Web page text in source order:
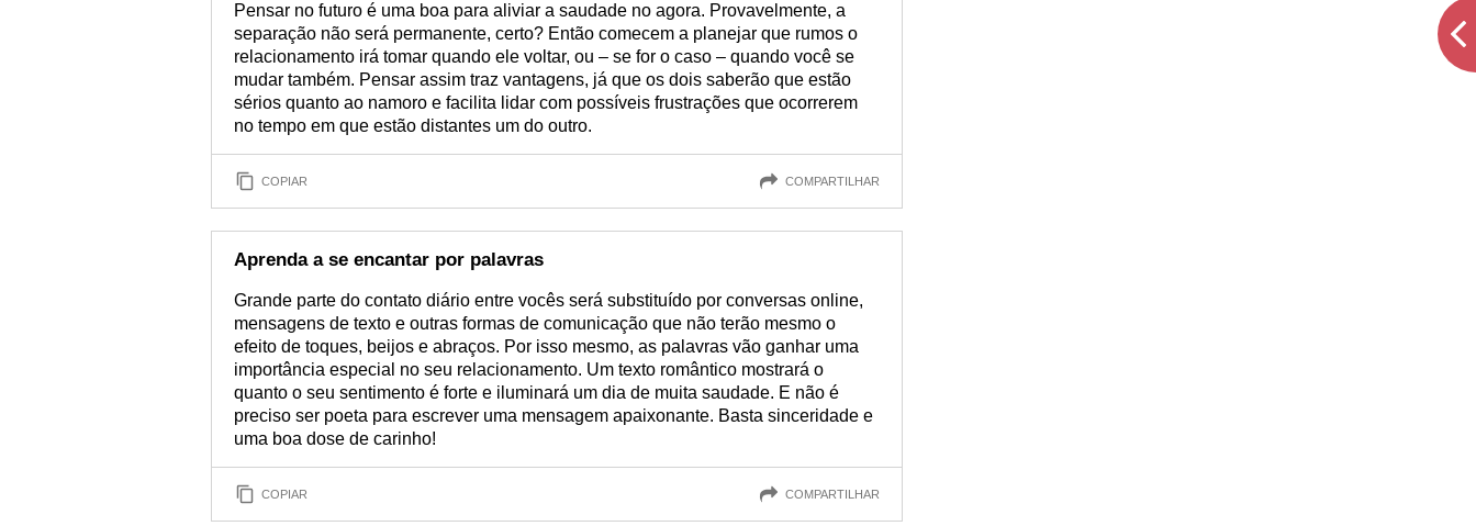
Pensar no futuro é uma boa para aliviar a saudade no agora. Provavelmente, a
separação não será permanente, certo? Então comecem a planejar que rumos o
relacionamento irá tomar quando ele voltar, ou – se for o caso – quando você se
mudar também. Pensar assim traz vantagens, já que os dois saberão que estão
sérios quanto ao namoro e facilita lidar com possíveis frustrações que ocorrerem
no tempo em que estão distantes um do outro.
COPIAR COMPARTILHAR
Aprenda a se encantar por palavras
Grande parte do contato diário entre vocês será substituído por conversas online,
mensagens de texto e outras formas de comunicação que não terão mesmo o
efeito de toques, beijos e abraços. Por isso mesmo, as palavras vão ganhar uma
importância especial no seu relacionamento. Um texto romântico mostrará o
quanto o seu sentimento é forte e iluminará um dia de muita saudade. E não é
preciso ser poeta para escrever uma mensagem apaixonante. Basta sinceridade e
uma boa dose de carinho!
COPIAR COMPARTILHAR